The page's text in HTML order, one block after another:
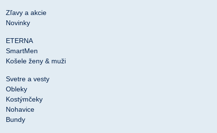
Zľavy a akcie
Novinky
ETERNA
SmartMen
Košele ženy & muži
Svetre a vesty
Obleky
Kostýmčeky
Nohavice
Bundy